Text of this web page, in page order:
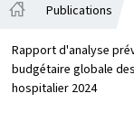
Publications
Rapport d'analyse
budgétaire globale
hospitalier 2024